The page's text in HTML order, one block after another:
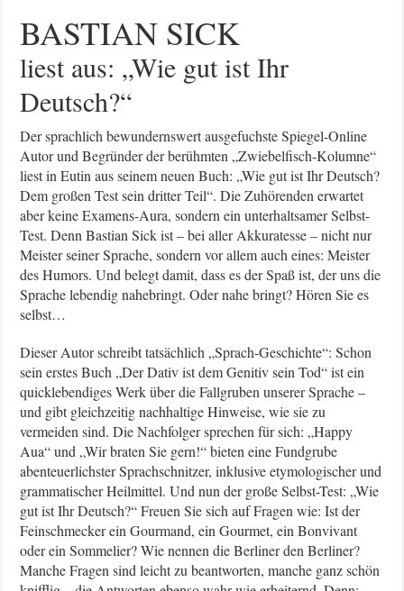
BASTIAN SICK
liest aus: „Wie gut ist Ihr
Deutsch?“
Der sprachlich bewundernswert ausgefuchste Spiegel-Online
Autor und Begründer der berühmten „Zwiebelfisch-Kolumne“
liest in Eutin aus seinem neuen Buch: „Wie gut ist Ihr Deutsch?
Dem großen Test sein dritter Teil“. Die Zuhörenden erwartet
aber keine Examens-Aura, sondern ein unterhaltsamer Selbst-
Test. Denn Bastian Sick ist – bei aller Akkuratesse – nicht nur
Meister seiner Sprache, sondern vor allem auch eines: Meister
des Humors. Und belegt damit, dass es der Spaß ist, der uns die
Sprache lebendig nahebringt. Oder nahe bringt? Hören Sie es
selbst…
Dieser Autor schreibt tatsächlich „Sprach-Geschichte“: Schon
sein erstes Buch „Der Dativ ist dem Genitiv sein Tod“ ist ein
quicklebendiges Werk über die Fallgruben unserer Sprache –
und gibt gleichzeitig nachhaltige Hinweise, wie sie zu
vermeiden sind. Die Nachfolger sprechen für sich: „Happy
Aua“ und „Wir braten Sie gern!“ bieten eine Fundgrube
abenteuerlichster Sprachschnitzer, inklusive etymologischer und
grammatischer Heilmittel. Und nun der große Selbst-Test: „Wie
gut ist Ihr Deutsch?“ Freuen Sie sich auf Fragen wie: Ist der
Feinschmecker ein Gourmand, ein Gourmet, ein Bonvivant
oder ein Sommelier? Wie nennen die Berliner den Berliner?
Manche Fragen sind leicht zu beantworten, manche ganz schön